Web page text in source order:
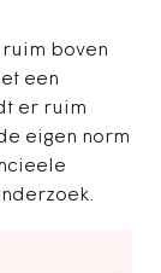
boven
een
er ruim
eigen norm